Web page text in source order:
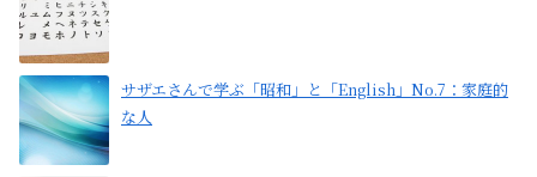
サザエさんで学ぶ「昭和」と「English」No.7：家庭的
な人